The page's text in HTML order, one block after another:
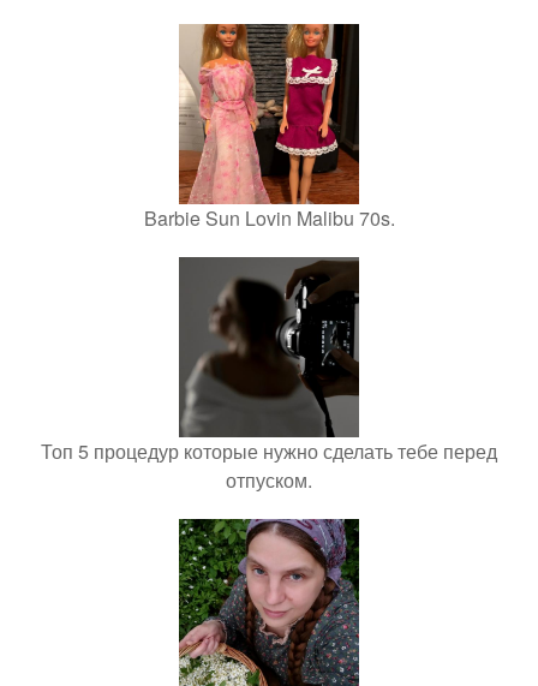
Barbie Sun Lovin Malibu 70s.
Топ 5 процедур которые нужно сделать тебе перед
отпуском.